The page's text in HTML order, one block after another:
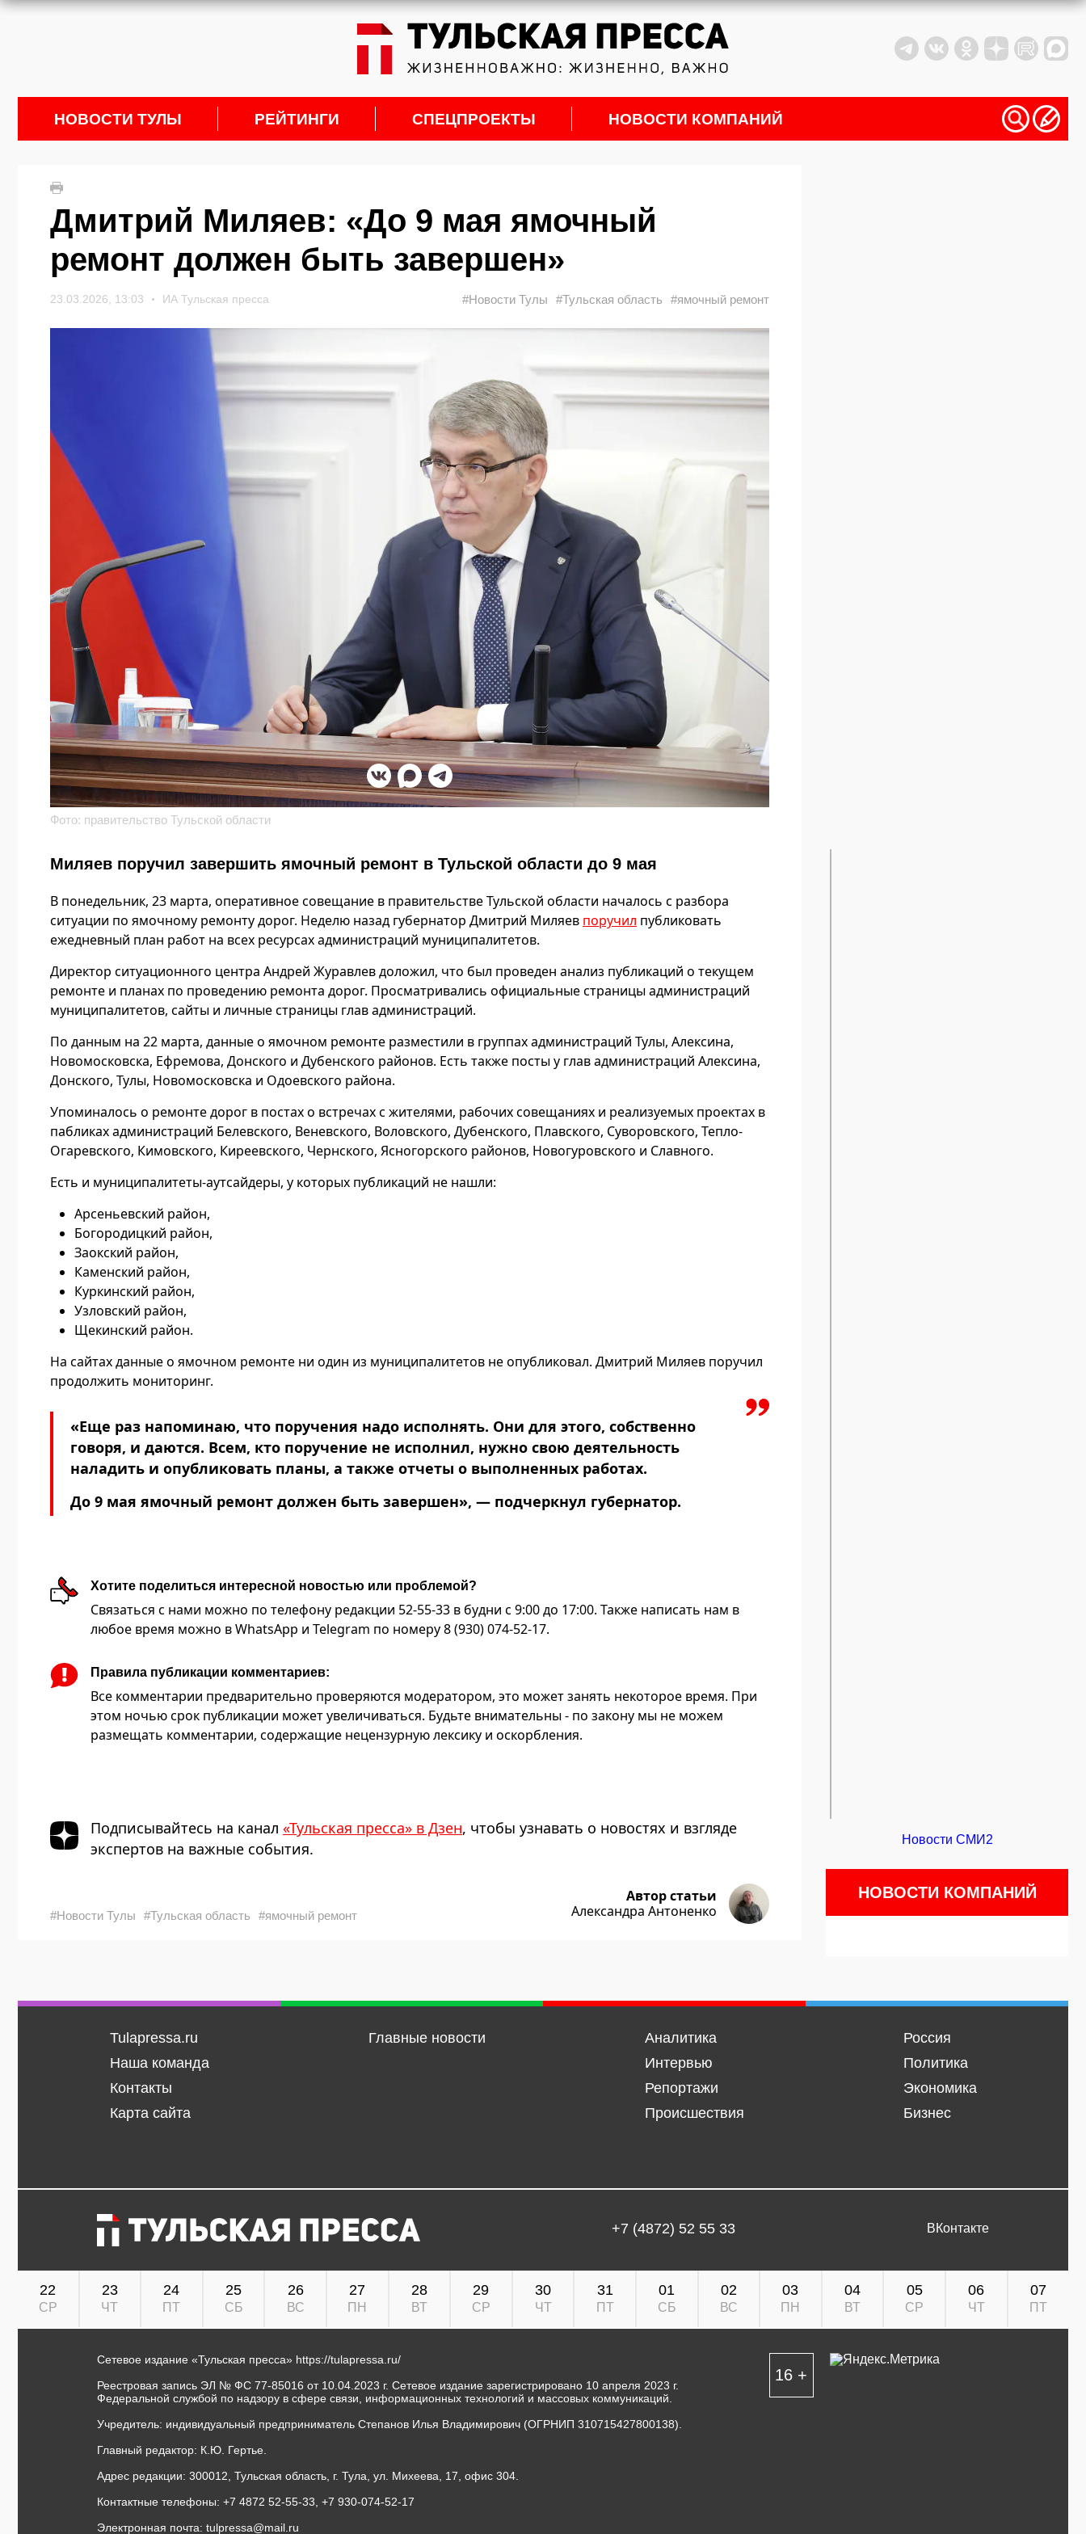
НОВОСТИ ТУЛЫ РЕЙТИНГИ СПЕЦПРОЕКТЫ НОВОСТИ КОМПАНИЙ
Дмитрий Миляев: «До 9 мая ямочный
ремонт должен быть завершен»
23.03.2026, 13:03 ИА Тульская пресса #Новости Тулы #Тульская область #ямочный ремонт
Фото: правительство Тульской области
Миляев поручил завершить ямочный ремонт в Тульской области до 9 мая
В понедельник, 23 марта, оперативное совещание в правительстве Тульской области началось с разбора
ситуации по ямочному ремонту дорог. Неделю назад губернатор Дмитрий Миляев поручил публиковать
ежедневный план работ на всех ресурсах администраций муниципалитетов.
Директор ситуационного центра Андрей Журавлев доложил, что был проведен анализ публикаций о текущем
ремонте и планах по проведению ремонта дорог. Просматривались официальные страницы администраций
муниципалитетов, сайты и личные страницы глав администраций.
По данным на 22 марта, данные о ямочном ремонте разместили в группах администраций Тулы, Алексина,
Новомосковска, Ефремова, Донского и Дубенского районов. Есть также посты у глав администраций Алексина,
Донского, Тулы, Новомосковска и Одоевского района.
Упоминалось о ремонте дорог в постах о встречах с жителями, рабочих совещаниях и реализуемых проектах в
пабликах администраций Белевского, Веневского, Воловского, Дубенского, Плавского, Суворовского, Тепло-
Огаревского, Кимовского, Киреевского, Чернского, Ясногорского районов, Новогуровского и Славного.
Есть и муниципалитеты-аутсайдеры, у которых публикаций не нашли:
Арсеньевский район,
Богородицкий район,
Заокский район,
Каменский район,
Куркинский район,
Узловский район,
Щекинский район.
На сайтах данные о ямочном ремонте ни один из муниципалитетов не опубликовал. Дмитрий Миляев поручил
продолжить мониторинг.
«Еще раз напоминаю, что поручения надо исполнять. Они для этого, собственно
говоря, и даются. Всем, кто поручение не исполнил, нужно свою деятельность
наладить и опубликовать планы, а также отчеты о выполненных работах.
До 9 мая ямочный ремонт должен быть завершен», — подчеркнул губернатор.
Хотите поделиться интересной новостью или проблемой?
Связаться с нами можно по телефону редакции 52-55-33 в будни с 9:00 до 17:00. Также написать нам в
любое время можно в WhatsApp и Telegram по номеру 8 (930) 074-52-17.
Правила публикации комментариев:
Все комментарии предварительно проверяются модератором, это может занять некоторое время. При
этом ночью срок публикации может увеличиваться. Будьте внимательны - по закону мы не можем
размещать комментарии, содержащие нецензурную лексику и оскорбления.
Подписывайтесь на канал «Тульская пресса» в Дзен, чтобы узнавать о новостях и взгляде
экспертов на важные события.
#Новости Тулы #Тульская область #ямочный ремонт
Автор статьи
Александра Антоненко
Новости СМИ2
НОВОСТИ КОМПАНИЙ
Tulapressa.ru
Наша команда
Контакты
Карта сайта
Главные новости
Аналитика
Интервью
Репортажи
Происшествия
Россия
Политика
Экономика
Бизнес
+7 (4872) 52 55 33 ВКонтакте
22
СР
23
ЧТ
24
ПТ
25
СБ
26
ВС
27
ПН
28
ВТ
29
СР
30
ЧТ
31
ПТ
01
СБ
02
ВС
03
ПН
04
ВТ
05
СР
06
ЧТ
07
ПТ
Сетевое издание «Тульская пресса» https://tulapressa.ru/
Реестровая запись ЭЛ № ФС 77-85016 от 10.04.2023 г. Сетевое издание зарегистрировано 10 апреля 2023 г.
Федеральной службой по надзору в сфере связи, информационных технологий и массовых коммуникаций.
Учредитель: индивидуальный предприниматель Степанов Илья Владимирович (ОГРНИП 310715427800138).
Главный редактор: К.Ю. Гертье.
Адрес редакции: 300012, Тульская область, г. Тула, ул. Михеева, 17, офис 304.
Контактные телефоны: +7 4872 52-55-33, +7 930-074-52-17
Электронная почта: tulpressa@mail.ru
16 +